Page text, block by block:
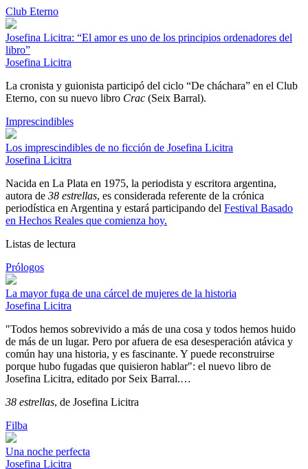
Club Eterno
Josefina Licitra: “El amor es uno de los principios ordenadores del
libro”
Josefina Licitra
La cronista y guionista participó del ciclo “De cháchara” en el Club
Eterno, con su nuevo libro Crac (Seix Barral).
Imprescindibles
Los imprescindibles de no ficción de Josefina Licitra
Josefina Licitra
Nacida en La Plata en 1975, la periodista y escritora argentina,
autora de 38 estrellas, es considerada referente de la crónica
periodística en Argentina y estará participando del Festival Basado
en Hechos Reales que comienza hoy.
Listas de lectura
Prólogos
La mayor fuga de una cárcel de mujeres de la historia
Josefina Licitra
"Todos hemos sobrevivido a más de una cosa y todos hemos huido
de más de un lugar. Pero por afuera de esa desesperación atávica y
común hay una historia, y es fascinante. Y puede reconstruirse
porque hubo fugadas que quisieron hablar": el nuevo libro de
Josefina Licitra, editado por Seix Barral.…
38 estrellas, de Josefina Licitra
Filba
Una noche perfecta
Josefina Licitra